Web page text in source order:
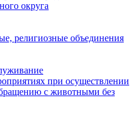
округа
религиозные объединения
при осуществлении
с животными без